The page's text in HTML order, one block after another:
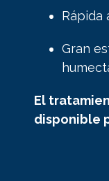
Rápida
Gran
El
disponible